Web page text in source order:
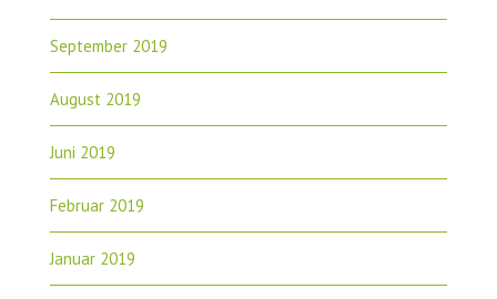
September 2019
August 2019
Juni 2019
Februar 2019
Januar 2019